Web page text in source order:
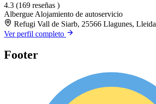
4.3 (169 reseñas )
Albergue Alojamiento de autoservicio
Refugi Vall de Siarb, 25566 Llagunes, Lleida
Ver perfil completo
Footer